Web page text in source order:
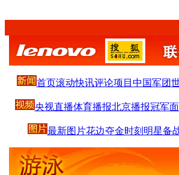
首页滚动快讯评论项目 中国军团
央视直播体育播报北京播报冠军
最新图片花边夺金时刻 明星备